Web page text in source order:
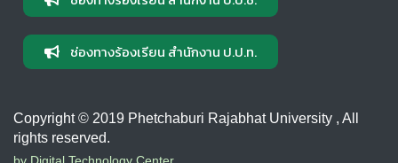
ช่องทางร้องเรียน สำนักงาน ป.ป.ท.
Copyright © 2019 Phetchaburi Rajabhat University , All
rights reserved.
by Digital Technology Center